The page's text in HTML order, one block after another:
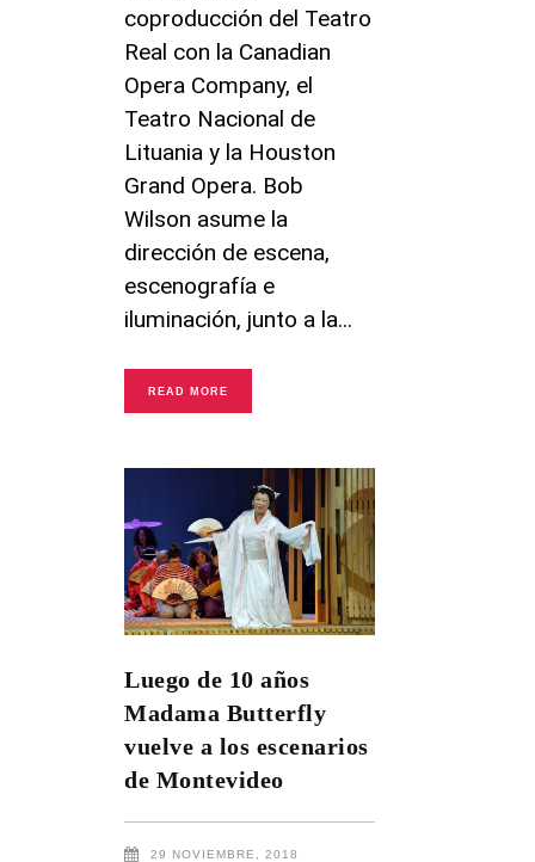
coproducción del Teatro
Real con la Canadian
Opera Company, el
Teatro Nacional de
Lituania y la Houston
Grand Opera. Bob
Wilson asume la
dirección de escena,
escenografía e
iluminación, junto a la
READ MORE
Luego de 10 años
Madama Butterfly
vuelve a los escenarios
de Montevideo
29 NOVIEMBRE, 2018